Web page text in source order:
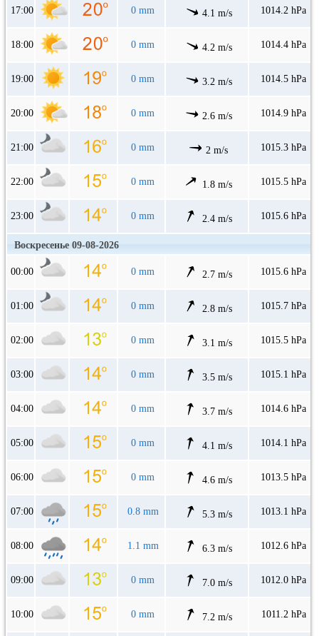
17:00 0 mm 4.1 m/s 1014.2 hPa
18:00 0 mm 4.2 m/s 1014.4 hPa
19:00 0 mm 3.2 m/s 1014.5 hPa
20:00 0 mm 2.6 m/s 1014.9 hPa
21:00 0 mm 2 m/s 1015.3 hPa
22:00 0 mm 1.8 m/s 1015.5 hPa
23:00 0 mm 2.4 m/s 1015.6 hPa
Воскресенье 09-08-2026
00:00 0 mm 2.7 m/s 1015.6 hPa
01:00 0 mm 2.8 m/s 1015.7 hPa
02:00 0 mm 3.1 m/s 1015.5 hPa
03:00 0 mm 3.5 m/s 1015.1 hPa
04:00 0 mm 3.7 m/s 1014.6 hPa
05:00 0 mm 4.1 m/s 1014.1 hPa
06:00 0 mm 4.6 m/s 1013.5 hPa
07:00 0.8 mm 5.3 m/s 1013.1 hPa
08:00 1.1 mm 6.3 m/s 1012.6 hPa
09:00 0 mm 7.0 m/s 1012.0 hPa
10:00 0 mm 7.2 m/s 1011.2 hPa